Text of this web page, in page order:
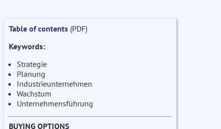
Table of contents (PDF)
Keywords:
Strategie
Planung
Industrieunternehmen
Wachstum
Unternehmensführung
BUYING OPTIONS